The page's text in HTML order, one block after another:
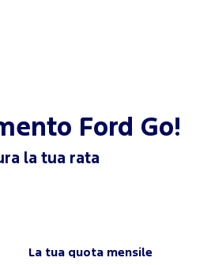
Ford Go!
la tua rata
La tua quota mensile